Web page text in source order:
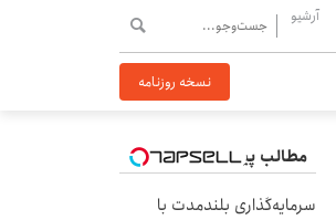
آرشیو
نسخه روزنامه
مطالب پیشنهادی
سرمایه‌گذاری بلندمدت با